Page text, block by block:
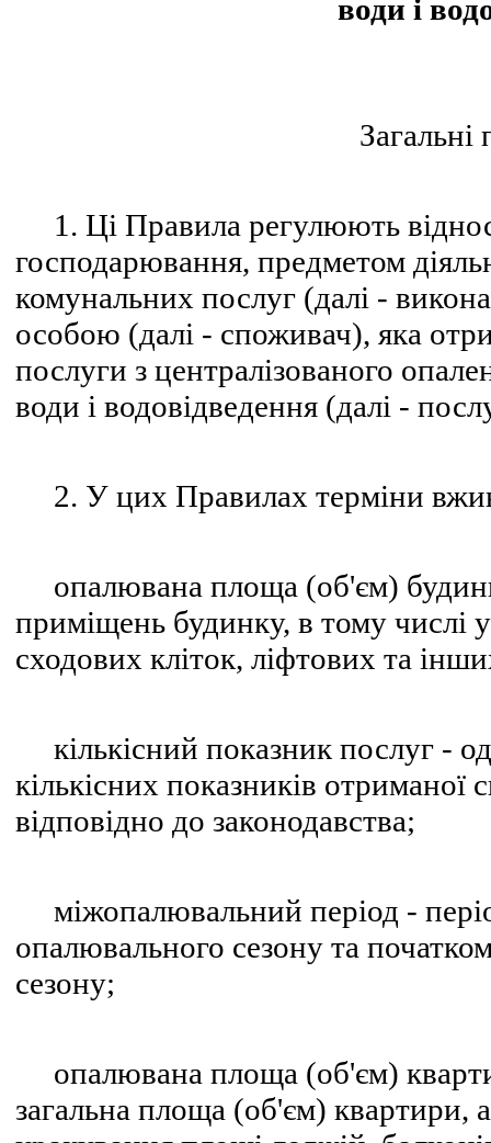
води і
1. Ці Правила регулюють
господарювання, предметом
комунальних послуг (далі -
особою (далі - споживач), яка
послуги з централізованого
води і водовідведення (далі -
2. У цих Правилах терміни
опалювана площа (об'єм)
приміщень будинку, в тому числі
сходових кліток, ліфтових та
кількісний показник послуг -
кількісних показників
відповідно до законодавства;
міжопалювальний період -
опалювального сезону та
сезону;
опалювана площа (об'єм)
загальна площа (об'єм) квартири,